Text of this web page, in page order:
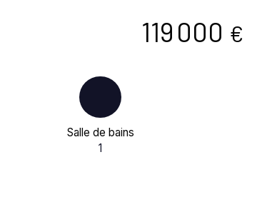
119 000 €
Salle de bains
1